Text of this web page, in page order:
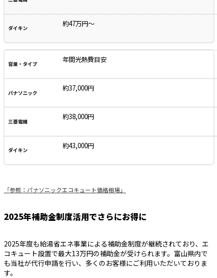
約47万円～
年間光熱費目安
約37,000円
約38,000円
約43,000円
「参照：パナソニックエコキュート価格相場」
2025年補助金制度活用でさらにお得に
2025年度も給湯省エネ事業による補助金制度が継続されており、エ
コキュート設置で最大13万円の補助金が受けられます。富山県内で
も当社が代行申請を行い、多くのお客様にご利用いただいておりま
す。